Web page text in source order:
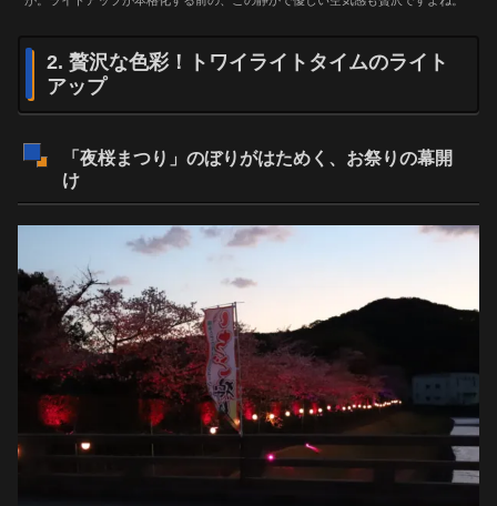
2. 贅沢な色彩！トワイライトタイムのライト
アップ
「夜桜まつり」のぼりがはためく、お祭りの幕開
け